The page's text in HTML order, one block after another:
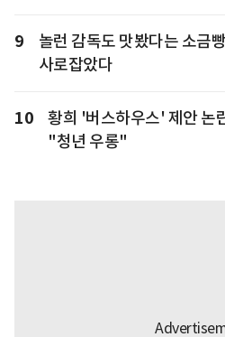
9
놀런 감독도 맛봤다는 소금
사로잡았다
10
황희 '버스하우스' 제안 논
"청년 우롱"